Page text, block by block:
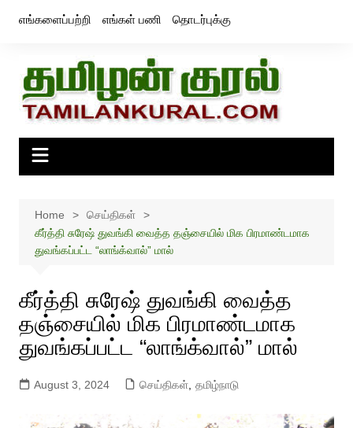
எங்களைப்பற்றி எங்கள் பணி தொடர்புக்கு
Home
செய்திகள்
கீர்த்தி சுரேஷ் துவங்கி வைத்த தஞ்சையில் மிக பிரமாண்டமாக
துவங்கப்பட்ட “லாங்க்வால்” மால்
கீர்த்தி சுரேஷ் துவங்கி வைத்த
தஞ்சையில் மிக பிரமாண்டமாக
துவங்கப்பட்ட “லாங்க்வால்” மால்
August 3, 2024 செய்திகள், தமிழ்நாடு